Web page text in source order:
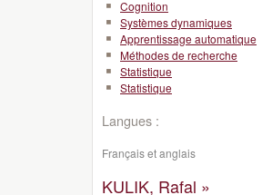
Cognition
Systèmes dynamiques
Apprentissage automatique
Méthodes de recherche
Statistique
Statistique
Langues :
Français et anglais
KULIK, Rafal »